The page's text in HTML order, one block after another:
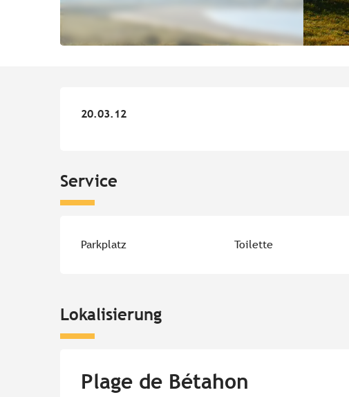
20.03.12
20.03.12
Service
Parkplatz Toilette
Lokalisierung
Plage de Bétahon